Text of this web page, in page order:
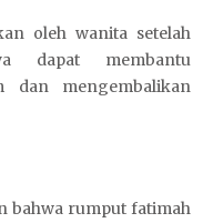
oleh wanita setelah
dapat membantu
dan mengembalikan
bahwa rumput fatimah